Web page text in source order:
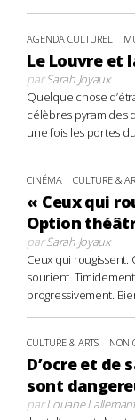
AGENDA CULTUREL
Le Louvre et
parSarah Joyaux
Quelque chose
célèbres pyramides
une fois les portes
CINÉMA CULTURE &
« Ceux qui
Option
parSarah Joyaux
Ceux qui
sourient.
progressivement.
CULTURE & ARTS NON
D’ocre et de
sont
parLouane Lallemant